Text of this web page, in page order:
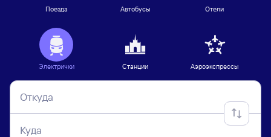
Поезда Автобусы Отели
Электрички Станции Аэроэкспрессы
Откуда
Куда